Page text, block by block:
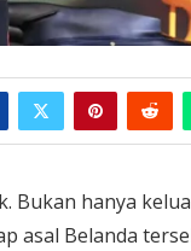
hanya
asal Belanda